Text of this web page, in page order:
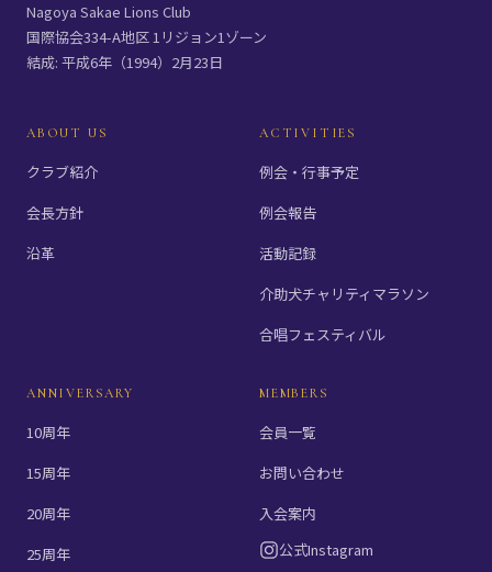
Nagoya Sakae Lions Club
国際協会334-A地区 1リジョン1ゾーン
結成: 平成6年（1994）2月23日
ABOUT US
クラブ紹介
会長方針
沿革
ACTIVITIES
例会・行事予定
例会報告
活動記録
介助犬チャリティマラソン
合唱フェスティバル
ANNIVERSARY
10周年
15周年
20周年
25周年
MEMBERS
会員一覧
お問い合わせ
入会案内
公式Instagram